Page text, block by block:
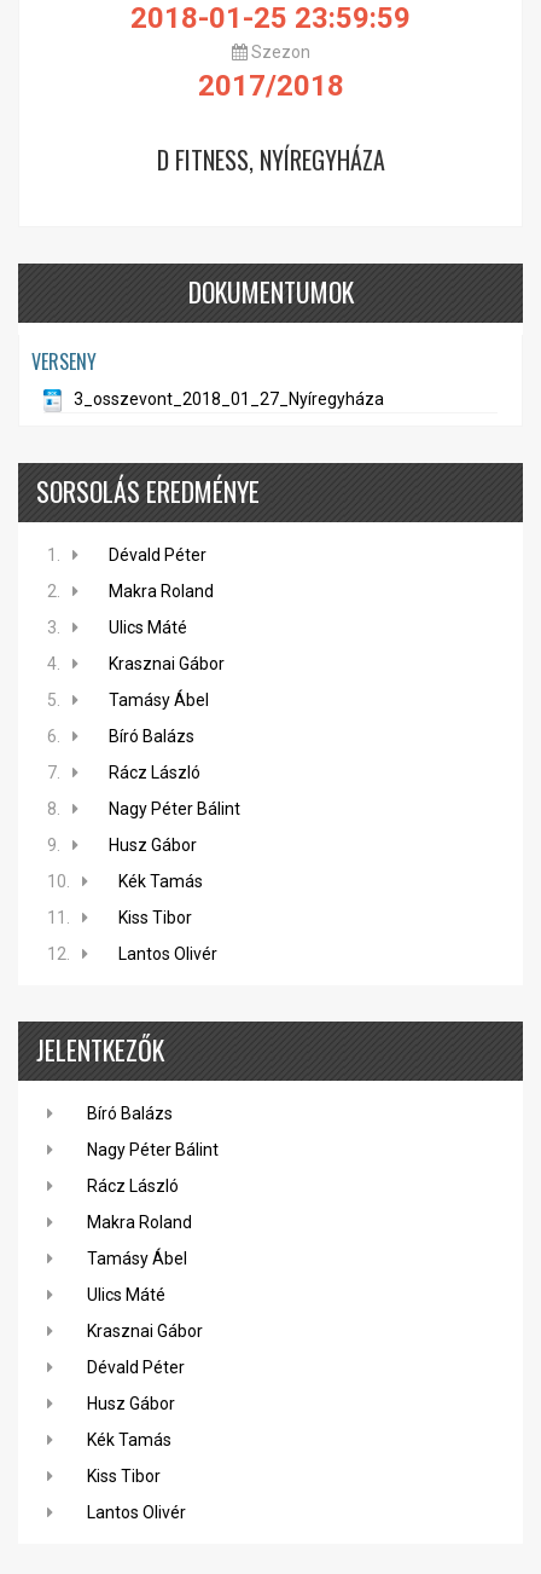
2018-01-25 23:59:59
Szezon
2017/2018
D FITNESS, NYÍREGYHÁZA
DOKUMENTUMOK
VERSENY
3_osszevont_2018_01_27_Nyíregyháza
SORSOLÁS EREDMÉNYE
1.
Dévald Péter
2.
Makra Roland
3.
Ulics Máté
4.
Krasznai Gábor
5.
Tamásy Ábel
6.
Bíró Balázs
7.
Rácz László
8.
Nagy Péter Bálint
9.
Husz Gábor
10.
Kék Tamás
11.
Kiss Tibor
12.
Lantos Olivér
JELENTKEZŐK
Bíró Balázs
Nagy Péter Bálint
Rácz László
Makra Roland
Tamásy Ábel
Ulics Máté
Krasznai Gábor
Dévald Péter
Husz Gábor
Kék Tamás
Kiss Tibor
Lantos Olivér